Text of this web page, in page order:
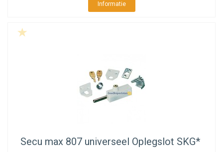
Informatie
Secu max 807 universeel Oplegslot SKG*